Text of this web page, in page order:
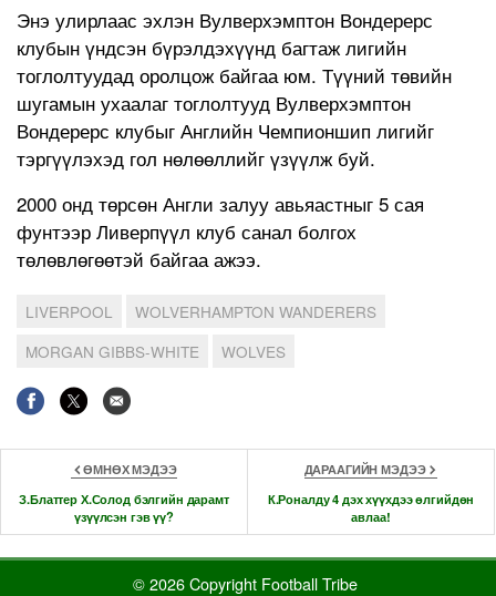
Энэ улирлаас эхлэн Вулверхэмптон Вондерерс
клубын үндсэн бүрэлдэхүүнд багтаж лигийн
тоглолтуудад оролцож байгаа юм. Түүний төвийн
шугамын ухаалаг тоглолтууд Вулверхэмптон
Вондерерс клубыг Английн Чемпионшип лигийг
тэргүүлэхэд гол нөлөөллийг үзүүлж буй.
2000 онд төрсөн Англи залуу авьяастныг 5 сая
фунтээр Ливерпүүл клуб санал болгох
төлөвлөгөөтэй байгаа ажээ.
LIVERPOOL
WOLVERHAMPTON WANDERERS
MORGAN GIBBS-WHITE
WOLVES
ӨМНӨХ МЭДЭЭ
З.Блаттер Х.Солод бэлгийн дарамт
үзүүлсэн гэв үү?
ДАРААГИЙН МЭДЭЭ
К.Роналду 4 дэх хүүхдээ өлгийдөн
авлаа!
© 2026 Copyright Football Tribe